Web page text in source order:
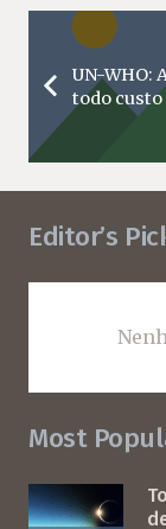
UN-WHO:
todo custo
Editor’s
Most